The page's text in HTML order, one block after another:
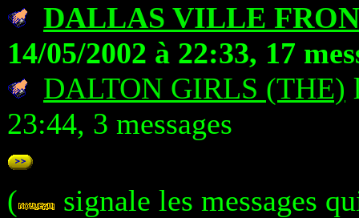
DALLAS VILLE
14/05/2002 à 22:33, 17
DALTON GIRLS (THE)
23:44, 3 messages
(
signale les messages